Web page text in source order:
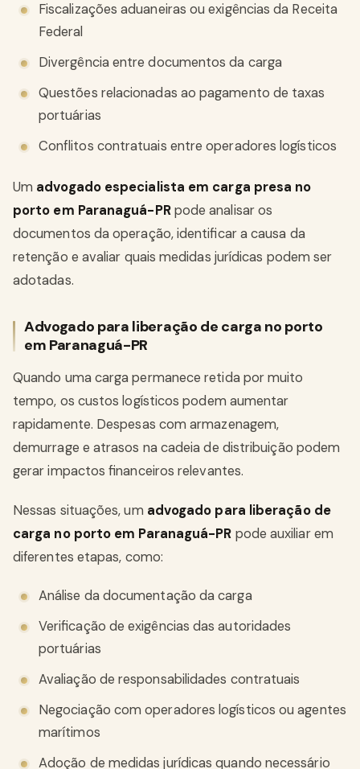
Fiscalizações aduaneiras ou exigências da Receita
Federal
Divergência entre documentos da carga
Questões relacionadas ao pagamento de taxas
portuárias
Conflitos contratuais entre operadores logísticos
Um advogado especialista em carga presa no
porto em Paranaguá-PRpode analisar os
documentos da operação, identificar a causa da
retenção e avaliar quais medidas jurídicas podem ser
adotadas.
Advogado para liberação de carga no porto
em Paranaguá-PR
Quando uma carga permanece retida por muito
tempo, os custos logísticos podem aumentar
rapidamente. Despesas com armazenagem,
demurrage e atrasos na cadeia de distribuição podem
gerar impactos financeiros relevantes.
Nessas situações, um advogado para liberação de
carga no porto em Paranaguá-PR pode auxiliar em
diferentes etapas, como:
Análise da documentação da carga
Verificação de exigências das autoridades
portuárias
Avaliação de responsabilidades contratuais
Negociação com operadores logísticos ou agentes
marítimos
Adoção de medidas jurídicas quando necessário